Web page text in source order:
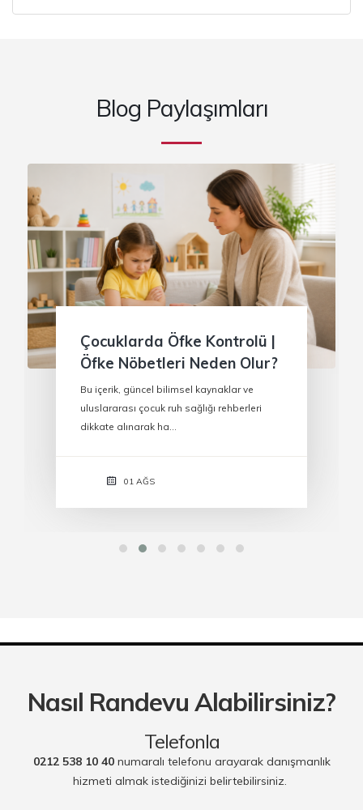
Blog Paylaşımları
Çocuklarda Öfke Kontrolü |
Öfke Nöbetleri Neden Olur?
Bu içerik, güncel bilimsel kaynaklar ve
uluslararası çocuk ruh sağlığı rehberleri
dikkate alınarak ha…
01 AĞS
Nasıl Randevu Alabilirsiniz?
Telefonla
0212 538 10 40numaralı telefonu arayarak danışmanlık
hizmeti almak istediğinizi belirtebilirsiniz.